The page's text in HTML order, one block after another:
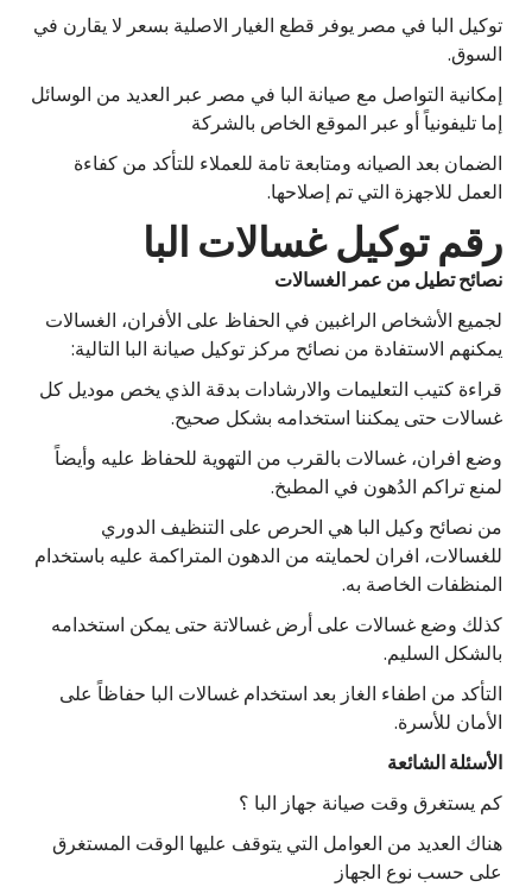
توكيل البا في مصر يوفر قطع الغيار الاصلية بسعر لا يقارن في
السوق.
إمكانية التواصل مع صيانة البا في مصر عبر العديد من الوسائل
إما تليفونياً أو عبر الموقع الخاص بالشركة
الضمان بعد الصيانه ومتابعة تامة للعملاء للتأكد من كفاءة
العمل للاجهزة التي تم إصلاحها.
رقم توكيل غسالات البا
نصائح تطيل من عمر الغسالات
لجميع الأشخاص الراغبين في الحفاظ على الأفران، الغسالات
يمكنهم الاستفادة من نصائح مركز توكيل صيانة البا التالية:
قراءة كتيب التعليمات والارشادات بدقة الذي يخص موديل كل
غسالات حتى يمكننا استخدامه بشكل صحيح.
وضع افران، غسالات بالقرب من التهوية للحفاظ عليه وأيضاً
لمنع تراكم الدُهون في المطبخ.
من نصائح وكيل البا هي الحرص على التنظيف الدوري
للغسالات، افران لحمايته من الدهون المتراكمة عليه باستخدام
المنظفات الخاصة به.
كذلك وضع غسالات على أرض غسالاتة حتى يمكن استخدامه
بالشكل السليم.
التأكد من اطفاء الغاز بعد استخدام غسالات البا حفاظاً على
الأمان للأسرة.
الأسئلة الشائعة
كم يستغرق وقت صيانة جهاز البا ؟
هناك العديد من العوامل التي يتوقف عليها الوقت المستغرق
على حسب نوع الجهاز